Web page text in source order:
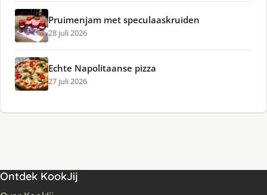
Pruimenjam met speculaaskruiden
28 juli 2026
Echte Napolitaanse pizza
27 juli 2026
Ontdek KookJij